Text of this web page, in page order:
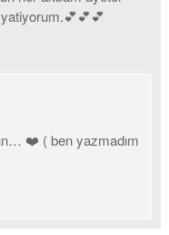
❤️ ( ben yazmadım